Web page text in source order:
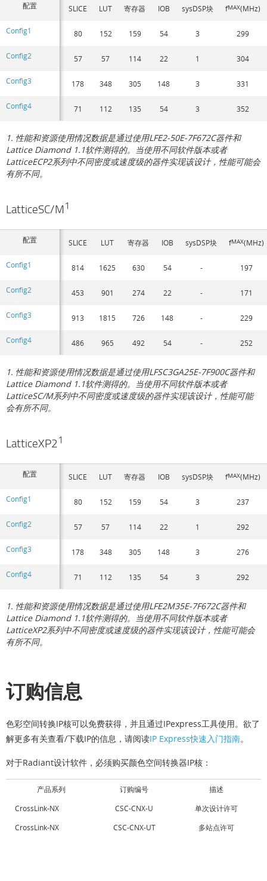
配置 SLICE LUT 寄存器 IOB sysDSP块 fMAX(MHz)
Config1 80 152 159 54 3 299
Config2 57 57 114 22 1 304
Config3 178 348 305 148 3 331
Config4 71 112 135 54 3 352
1. 性能和资源使用情况数据是通过使用LFE2-50E-7F672C器件和
Lattice Diamond 1.1软件测得的。当使用不同软件版本或者
LatticeECP2系列中不同密度或速度级的器件实现该设计，性能可能会
有所不同。
LatticeSC/M1
配置 SLICE LUT 寄存器 IOB sysDSP块 fMAX(MHz)
Config1 814 1625 630 54 - 197
Config2 453 901 274 22 - 171
Config3 913 1815 726 148 - 229
Config4 486 965 492 54 - 252
1. 性能和资源使用情况数据是通过使用LFSC3GA25E-7F900C器件和
Lattice Diamond 1.1软件测得的。当使用不同软件版本或者
LatticeSC/M系列中不同密度或速度级的器件实现该设计，性能可能
会有所不同。
LatticeXP21
配置 SLICE LUT 寄存器 IOB sysDSP块 fMAX(MHz)
Config1 80 152 159 54 3 237
Config2 57 57 114 22 1 292
Config3 178 348 305 148 3 276
Config4 71 112 135 54 3 292
1. 性能和资源使用情况数据是通过使用LFE2M35E-7F672C器件和
Lattice Diamond 1.1软件测得的。当使用不同软件版本或者
LatticeXP2系列中不同密度或速度级的器件实现该设计，性能可能会
有所不同。
订购信息
色彩空间转换IP核可以免费获得，并且通过IPexpress工具使用。欲了
解更多有关查看/下载IP的信息，请阅读IP Express快速入门指南。
对于Radiant设计软件，必须购买颜色空间转换器IP核：
产品系列 订购编号
描述
CrossLink-NX
CSC-CNX-U
单次设计许可
CrossLink-NX
CSC-CNX-UT 多站点许可